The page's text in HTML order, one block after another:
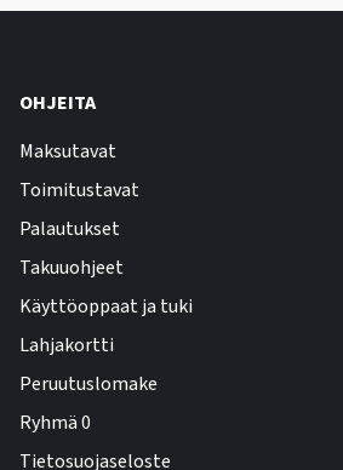
OHJEITA
Maksutavat
Toimitustavat
Palautukset
Takuuohjeet
Käyttöoppaat ja tuki
Lahjakortti
Peruutuslomake
Ryhmä 0
Tietosuojaseloste